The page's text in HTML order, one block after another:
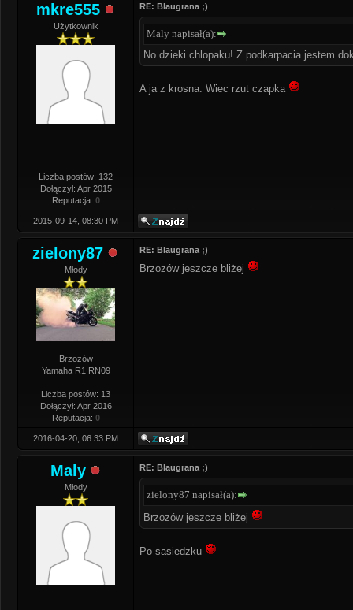
mkre555
Użytkownik
Liczba postów: 132
Dołączył: Apr 2015
Reputacja: 0
RE: Blaugrana ;)
Maly napisał(a):
No dzieki chlopaku! Z podkarpacia jestem
A ja z krosna. Wiec rzut czapka
2015-09-14, 08:30 PM
zielony87
Młody
Brzozów
Yamaha R1 RN09
Liczba postów: 13
Dołączył: Apr 2016
Reputacja: 0
RE: Blaugrana ;)
Brzozów jeszcze bliżej
2016-04-20, 06:33 PM
Maly
Młody
RE: Blaugrana ;)
zielony87 napisał(a):
Brzozów jeszcze bliżej
Po sasiedzku